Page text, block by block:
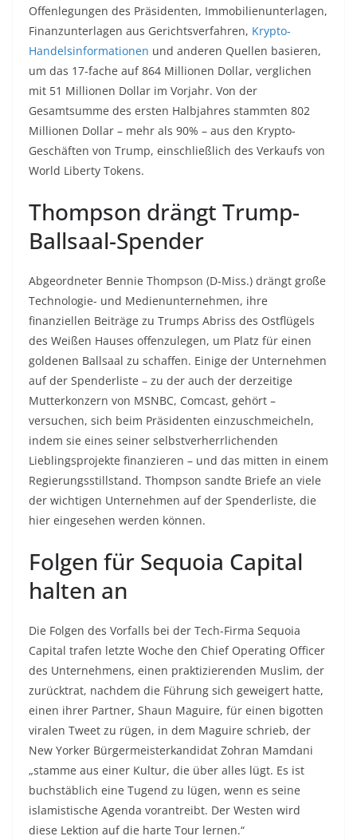
Offenlegungen des Präsidenten, Immobilienunterlagen,
Finanzunterlagen aus Gerichtsverfahren, Krypto-
Handelsinformationen und anderen Quellen basieren,
um das 17-fache auf 864 Millionen Dollar, verglichen
mit 51 Millionen Dollar im Vorjahr. Von der
Gesamtsumme des ersten Halbjahres stammten 802
Millionen Dollar – mehr als 90% – aus den Krypto-
Geschäften von Trump, einschließlich des Verkaufs von
World Liberty Tokens.
Thompson drängt Trump-
Ballsaal-Spender
Abgeordneter Bennie Thompson (D-Miss.) drängt große
Technologie- und Medienunternehmen, ihre
finanziellen Beiträge zu Trumps Abriss des Ostflügels
des Weißen Hauses offenzulegen, um Platz für einen
goldenen Ballsaal zu schaffen. Einige der Unternehmen
auf der Spenderliste – zu der auch der derzeitige
Mutterkonzern von MSNBC, Comcast, gehört –
versuchen, sich beim Präsidenten einzuschmeicheln,
indem sie eines seiner selbstverherrlichenden
Lieblingsprojekte finanzieren – und das mitten in einem
Regierungsstillstand. Thompson sandte Briefe an viele
der wichtigen Unternehmen auf der Spenderliste, die
hier eingesehen werden können.
Folgen für Sequoia Capital
halten an
Die Folgen des Vorfalls bei der Tech-Firma Sequoia
Capital trafen letzte Woche den Chief Operating Officer
des Unternehmens, einen praktizierenden Muslim, der
zurücktrat, nachdem die Führung sich geweigert hatte,
einen ihrer Partner, Shaun Maguire, für einen bigotten
viralen Tweet zu rügen, in dem Maguire schrieb, der
New Yorker Bürgermeisterkandidat Zohran Mamdani
„stamme aus einer Kultur, die über alles lügt. Es ist
buchstäblich eine Tugend zu lügen, wenn es seine
islamistische Agenda vorantreibt. Der Westen wird
diese Lektion auf die harte Tour lernen.“